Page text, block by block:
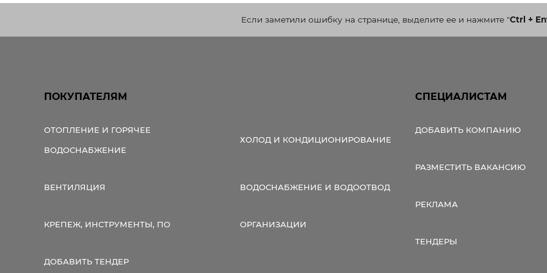
Если заметили ошибку на странице, выделите ее и нажмите"Ctrl +
ПОКУПАТЕЛЯМ
ОТОПЛЕНИЕ И ГОРЯЧЕЕ
ВОДОСНАБЖЕНИЕ
ХОЛОД И КОНДИЦИОНИРОВАНИЕ
ВЕНТИЛЯЦИЯ ВОДОСНАБЖЕНИЕ И ВОДООТВОД
КРЕПЕЖ, ИНСТРУМЕНТЫ, ПО ОРГАНИЗАЦИИ
ДОБАВИТЬ ТЕНДЕР
СПЕЦИАЛИСТАМ
ДОБАВИТЬ КОМПАНИЮ
РАЗМЕСТИТЬ ВАКАНСИЮ
РЕКЛАМА
ТЕНДЕРЫ